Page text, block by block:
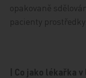
opakovaně
pacienty prostředky.
| Co jako lékařka